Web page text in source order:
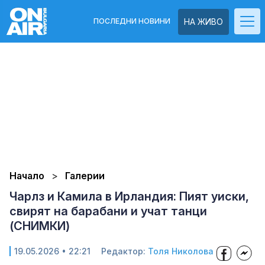
НА ЖИВО
ПОСЛЕДНИ НОВИНИ
Начало Галерии
Чарлз и Камила в Ирландия: Пият уиски,
свирят на барабани и учат танци
(СНИМКИ)
19.05.2026 • 22:21 Редактор: Толя Николова